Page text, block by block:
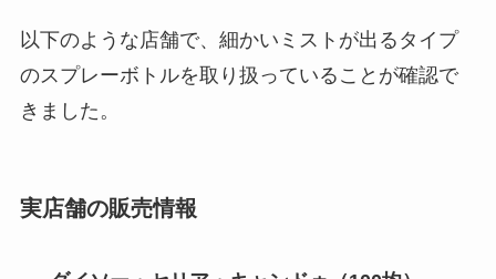
以下のような店舗で、細かいミストが出るタイプ
のスプレーボトルを取り扱っていることが確認で
きました。
実店舗の販売情報